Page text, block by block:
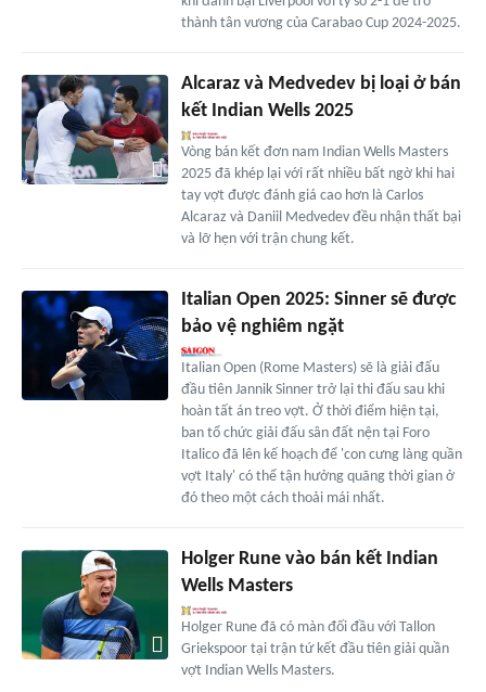
thành tân vương của Carabao Cup 2024-2025.
Alcaraz và Medvedev bị loại ở bán
kết Indian Wells 2025
Vòng bán kết đơn nam Indian Wells Masters
2025 đã khép lại với rất nhiều bất ngờ khi hai
tay vợt được đánh giá cao hơn là Carlos
Alcaraz và Daniil Medvedev đều nhận thất bại
và lỡ hẹn với trận chung kết.
Italian Open 2025: Sinner sẽ được
bảo vệ nghiêm ngặt
Italian Open (Rome Masters) sẽ là giải đấu
đầu tiên Jannik Sinner trở lại thi đấu sau khi
hoàn tất án treo vợt. Ở thời điểm hiện tại,
ban tổ chức giải đấu sân đất nện tại Foro
Italico đã lên kế hoạch để 'con cưng làng quần
vợt Italy' có thể tận hưởng quãng thời gian ở
đó theo một cách thoải mái nhất.
Holger Rune vào bán kết Indian
Wells Masters
Holger Rune đã có màn đối đầu với Tallon
Griekspoor tại trận tứ kết đầu tiên giải quần
vợt Indian Wells Masters.